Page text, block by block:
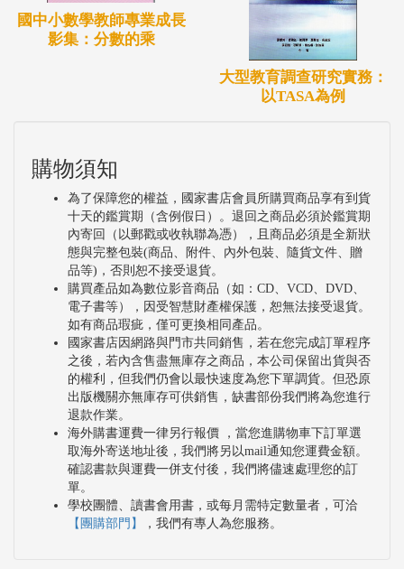
國中小數學教師專業成長
影集：分數的乘
大型教育調查研究實務：
以TASA為例
購物須知
為了保障您的權益，國家書店會員所購買商品享有到貨
十天的鑑賞期（含例假日）。退回之商品必須於鑑賞期
內寄回（以郵戳或收執聯為憑），且商品必須是全新狀
態與完整包裝(商品、附件、內外包裝、隨貨文件、贈
品等)，否則恕不接受退貨。
購買產品如為數位影音商品（如：CD、VCD、DVD、
電子書等），因受智慧財產權保護，恕無法接受退貨。
如有商品瑕疵，僅可更換相同產品。
國家書店因網路與門市共同銷售，若在您完成訂單程序
之後，若內含售盡無庫存之商品，本公司保留出貨與否
的權利，但我們仍會以最快速度為您下單調貨。但恐原
出版機關亦無庫存可供銷售，缺書部份我們將為您進行
退款作業。
海外購書運費一律另行報價 ，當您進購物車下訂單選
取海外寄送地址後，我們將另以mail通知您運費金額。
確認書款與運費一併支付後，我們將儘速處理您的訂
單。
學校團體、讀書會用書，或每月需特定數量者，可洽
【團購部門】
，我們有專人為您服務。